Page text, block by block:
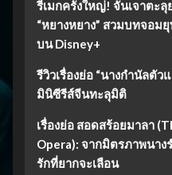
รีเมกครั้งใหญ่! จั่นเจาตะ
“หยางหยาง” สวมบทจอม
บน Disney+
รีวิวเรื่องย่อ “นางกำนัลตัว
มินิซีรีส์จีนทะลุมิติ
เรื่องย่อ สอดสร้อยมาลา
Opera): จากมิตรภาพนาง
รักที่ยากจะเลือน